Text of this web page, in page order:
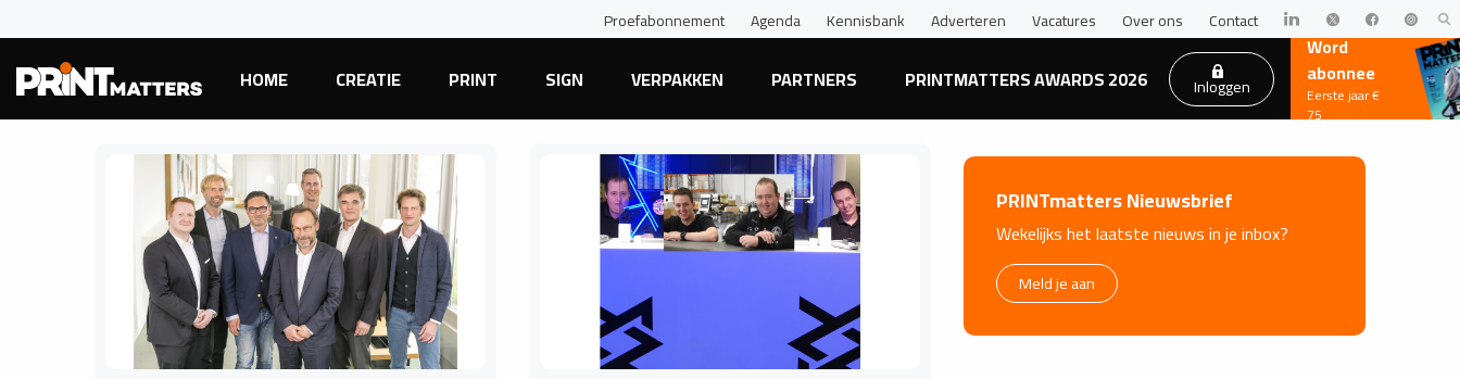
Proefabonnement Agenda Kennisbank Adverteren Vacatures Over ons Contact
HOME CREATIE PRINT SIGN VERPAKKEN PARTNERS PRINTMATTERS AWARDS 2026 Inloggen
Word
abonnee
Eerste jaar €
75
PRINTmatters Nieuwsbrief
Wekelijks het laatste nieuws in je inbox?
Meld je aan